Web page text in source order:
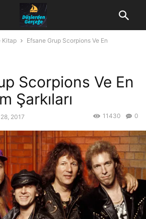
Kitap
Efsane Grup Scorpions Ve En
Scorpions Ve En
Şarkıları
2017 0
11430